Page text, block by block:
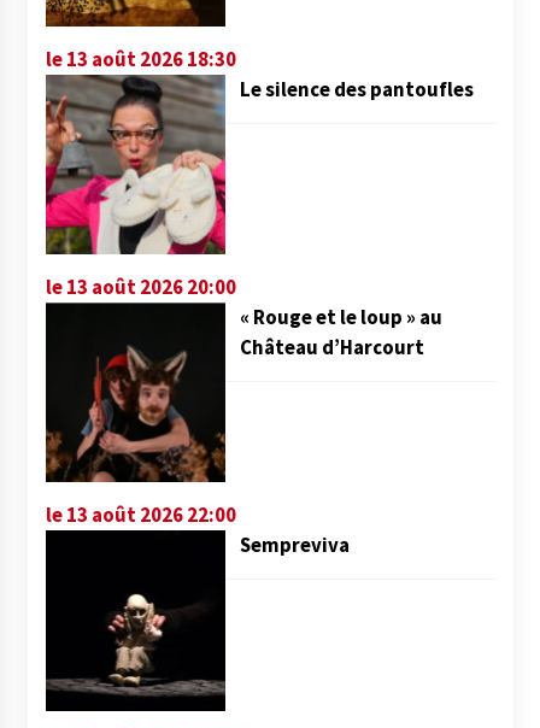
le 13 août 2026 18:30
Le silence des pantoufles
le 13 août 2026 20:00
« Rouge et le loup » au
Château d’Harcourt
le 13 août 2026 22:00
Sempreviva